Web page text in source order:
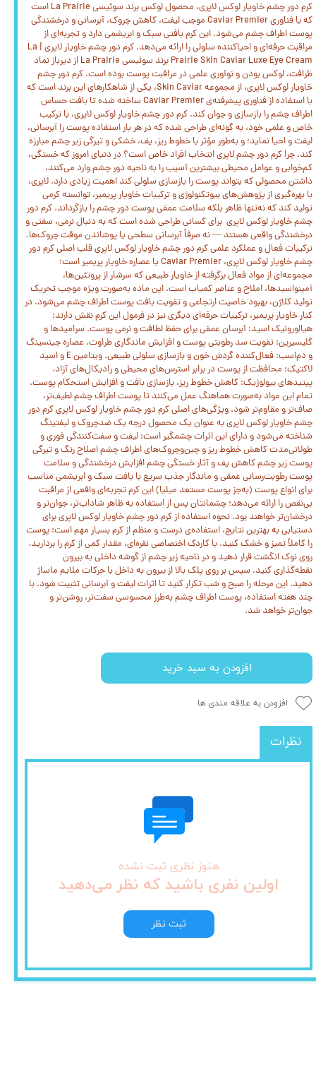
کرم دور چشم خاویار لوکس لاپری، محصول لوکس برند سوئیسی La Prairie است
که با فناوری Caviar Premier موجب لیفت، کاهش چروک، آبرسانی و درخشندگی
پوست اطراف چشم می‌شود. این کرم بافتی سبک و ابریشمی دارد و تجربه‌ای از
مراقبت حرفه‌ای و احیاکننده‌ سلولی را ارائه می‌دهد. کرم دور چشم خاویار لاپری | La
Prairie Skin Caviar Luxe Eye Cream برند سوئیسی La Prairie از دیرباز نماد
ظرافت، لوکس بودن و نوآوری علمی در مراقبت پوست بوده است. کرم دور چشم
خاویار لوکس لاپری، از مجموعه Skin Caviar، یکی از شاهکارهای این برند است که
با استفاده از فناوری پیشرفته‌ی Caviar Premier ساخته شده تا بافت حساس
اطراف چشم را بازسازی و جوان کند. کرم دور چشم خاویار لوکس لاپری، با ترکیب
خاص و علمی خود، به گونه‌ای طراحی شده که در هر بار استفاده پوست را آبرسانی،
لیفت و احیا نماید؛ و به‌طور مؤثر با خطوط ریز، پف، خشکی و تیرگی زیر چشم مبارزه
کند. چرا کرم دور چشم لاپری انتخاب افراد خاص است؟ در دنیای امروز که خستگی،
کم‌خوابی و عوامل محیطی بیشترین آسیب را به ناحیه دور چشم وارد می‌کنند،
داشتن محصولی که بتواند پوست را بازسازی سلولی کند اهمیت زیادی دارد. لاپری،
با بهره‌گیری از پژوهش‌های بیوتکنولوژی و ترکیبات خاویار پریمیر، توانسته کرمی
تولید کند که نه‌تنها ظاهر بلکه سلامت عمقی پوست دور چشم را بازگرداند. کرم دور
چشم خاویار لوکس لاپری برای کسانی طراحی شده است که به دنبال نرمی، سفتی و
درخشندگی واقعی هستند — نه صرفاً آبرسانی سطحی یا پوشاندن موقت چروک‌ها.
ترکیبات فعال و عملکرد علمی کرم دور چشم خاویار لوکس لاپری قلب اصلی کرم دور
چشم خاویار لوکس لاپری، Caviar Premier یا عصاره خاویار پریمیر است؛
مجموعه‌ای از مواد فعال برگرفته از خاویار طبیعی که سرشار از پروتئین‌ها،
آمینواسیدها، املاح و عناصر کمیاب است. این ماده به‌صورت ویژه موجب تحریک
تولید کلاژن، بهبود خاصیت ارتجاعی و تقویت بافت پوست اطراف چشم می‌شود. در
کنار خاویار پریمیر، ترکیبات حرفه‌ای دیگری نیز در فرمول این کرم نقش دارند:
هیالورونیک اسید: آبرسان عمقی برای حفظ لطافت و نرمی پوست. سرامیدها و
گلیسیرین: تقویت سد رطوبتی پوست و افزایش ماندگاری طراوت. عصاره جینسینگ
و دم‌اسب: فعال‌کننده گردش خون و بازسازی سلولی طبیعی. ویتامین E و اسید
لاکتیک: محافظت از پوست در برابر استرس‌های محیطی و رادیکال‌های آزاد.
پپتیدهای بیولوژیک: کاهش خطوط ریز، بازسازی بافت و افزایش استحکام پوست.
تمام این مواد به‌صورت هماهنگ عمل می‌کنند تا پوست اطراف چشم لطیف‌تر،
صاف‌تر و مقاوم‌تر شود. ویژگی‌های اصلی کرم دور چشم خاویار لوکس لاپری کرم دور
چشم خاویار لوکس لاپری به عنوان یک محصول درجه یک ضدچروک و لیفتینگ
شناخته می‌شود و دارای این اثرات چشمگیر است: لیفت و سفت‌کنندگی فوری و
طولانی‌مدت کاهش خطوط ریز و چین‌وچروک‌های اطراف چشم اصلاح رنگ و تیرگی
پوست زیر چشم کاهش پف و آثار خستگی چشم افزایش درخشندگی و سلامت
پوست رطوبت‌رسانی عمقی و ماندگار جذب سریع با بافت سبک و ابریشمی مناسب
برای انواع پوست (به‌جز پوست مستعد میلیا) این کرم تجربه‌ای واقعی از مراقبت
بی‌نقص را ارائه می‌دهد؛ چشمانتان پس از استفاده به ظاهر شاداب‌تر، جوان‌تر و
درخشان‌تر خواهند بود. نحوه استفاده از کرم دور چشم خاویار لوکس لاپری برای
دستیابی به بهترین نتایج، استفاده‌ی درست و منظم از کرم بسیار مهم است: پوست
را کاملاً تمیز و خشک کنید. با کاردک اختصاصی نقره‌ای، مقدار کمی از کرم را بردارید.
روی نوک انگشت قرار دهید و در ناحیه زیر چشم از گوشه داخلی به بیرون
نقطه‌گذاری کنید. سپس بر روی پلک بالا از بیرون به داخل با حرکات ملایم ماساژ
دهید. این مرحله را صبح و شب تکرار کنید تا اثرات لیفت و آبرسانی تثبیت شود. با
چند هفته استفاده، پوست اطراف چشم به‌طرز محسوسی سفت‌تر، روشن‌تر و
جوان‌تر خواهد شد.
افزودن به سبد خرید
افزودن به علاقه مندی ها
نظرات
هنوز نظری ثبت نشده
اولین نفری باشید که نظر می‌دهید
ثبت نظر